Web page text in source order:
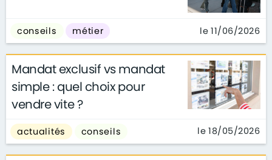
conseils métier le 11/06/2026
Mandat exclusif vs mandat
simple : quel choix pour
vendre vite ?
actualités conseils le 18/05/2026